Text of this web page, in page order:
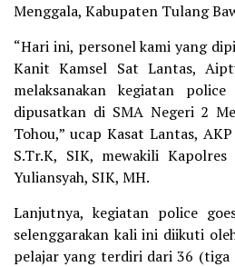
Menggala, Kabupaten Tulang
“Hari ini, personel kami yang
Kanit Kamsel Sat Lantas,
melaksanakan kegiatan
dipusatkan di SMA Negeri 2
Tohou,” ucap Kasat Lantas,
S.Tr.K, SIK, mewakili
Yuliansyah, SIK, MH.
Lanjutnya, kegiatan police
selenggarakan kali ini diikuti
pelajar yang terdiri dari 36